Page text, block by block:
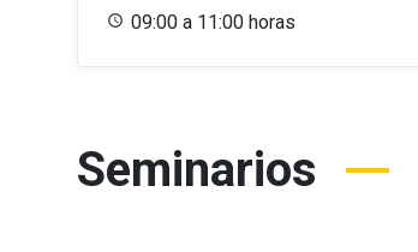
09:00 a 11:00 horas
Seminarios